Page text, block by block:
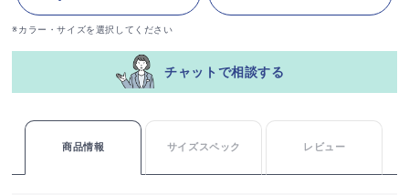
※カラー・サイズを選択してください
チャットで相談する
商品情報 サイズスペック レビュー